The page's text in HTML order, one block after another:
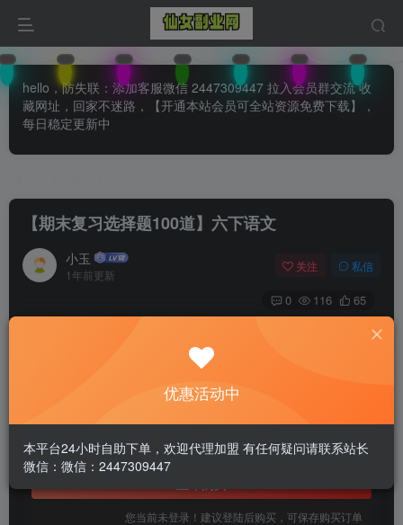
hello，防失联：添加客服微信 2447309447 拉入会员群交流 收
藏网址，回家不迷路，【开通本站会员可全站资源免费下载】，
每日稳定更新中
【期末复习选择题100道】六下语文
小玉
1年前更新
关注 私信
0 116 65
【期末复习选择题100道】六下语文
此内容为付费阅读，请付费后查看
1.99
黄金会员免费
您当前未登录！建议登陆后购买，可保存购买订单
已售 34
优惠活动中
本平台24小时自助下单，欢迎代理加盟 有任何疑问请联系站长
微信：微信：2447309447